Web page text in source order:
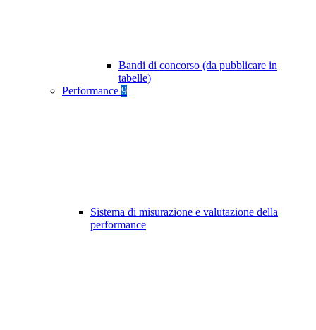
Bandi di concorso (da pubblicare in
tabelle)
Performance 9
Sistema di misurazione e valutazione della
performance